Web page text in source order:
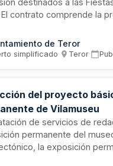
destinados a las
El contrato comprende la
de 2026. La
sumario, sin
de Teror
simplificado· Teror·
del proyecto
de Vilamuseu
de servicios de
permanente del
la exposición